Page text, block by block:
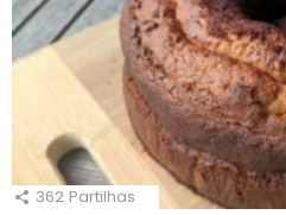
362 Partilhas